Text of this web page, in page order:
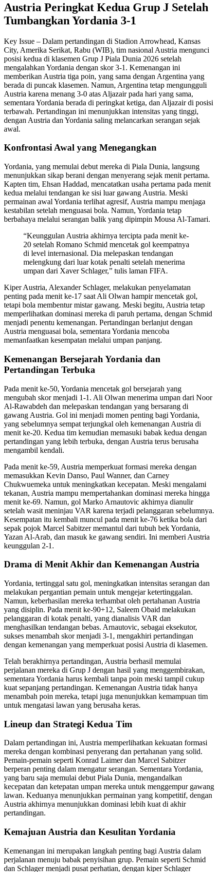
Austria Peringkat Kedua Grup J Setelah
Tumbangkan Yordania 3-1
Key Issue – Dalam pertandingan di Stadion Arrowhead, Kansas
City, Amerika Serikat, Rabu (WIB), tim nasional Austria mengunci
posisi kedua di klasemen Grup J Piala Dunia 2026 setelah
mengalahkan Yordania dengan skor 3-1. Kemenangan ini
memberikan Austria tiga poin, yang sama dengan Argentina yang
berada di puncak klasemen. Namun, Argentina tetap mengungguli
Austria karena menang 3-0 atas Aljazair pada hari yang sama,
sementara Yordania berada di peringkat ketiga, dan Aljazair di posisi
terbawah. Pertandingan ini menunjukkan intensitas yang tinggi,
dengan Austria dan Yordania saling melancarkan serangan sejak
awal.
Konfrontasi Awal yang Menegangkan
Yordania, yang memulai debut mereka di Piala Dunia, langsung
menunjukkan sikap berani dengan menyerang sejak menit pertama.
Kapten tim, Ehsan Haddad, mencatatkan usaha pertama pada menit
kedua melalui tendangan ke sisi luar gawang Austria. Meski
permainan awal Yordania terlihat agresif, Austria mampu menjaga
kestabilan setelah menguasai bola. Namun, Yordania tetap
berbahaya melalui serangan balik yang dipimpin Mousa Al-Tamari.
“Keunggulan Austria akhirnya tercipta pada menit ke-
20 setelah Romano Schmid mencetak gol keempatnya
di level internasional. Dia melepaskan tendangan
melengkung dari luar kotak penalti setelah menerima
umpan dari Xaver Schlager,” tulis laman FIFA.
Kiper Austria, Alexander Schlager, melakukan penyelamatan
penting pada menit ke-17 saat Ali Olwan hampir mencetak gol,
tetapi bola membentur mistar gawang. Meski begitu, Austria tetap
memperlihatkan dominasi mereka di paruh pertama, dengan Schmid
menjadi penentu kemenangan. Pertandingan berlanjut dengan
Austria menguasai bola, sementara Yordania mencoba
memanfaatkan kesempatan melalui umpan panjang.
Kemenangan Bersejarah Yordania dan
Pertandingan Terbuka
Pada menit ke-50, Yordania mencetak gol bersejarah yang
mengubah skor menjadi 1-1. Ali Olwan menerima umpan dari Noor
Al-Rawabdeh dan melepaskan tendangan yang bersarang di
gawang Austria. Gol ini menjadi momen penting bagi Yordania,
yang sebelumnya sempat terjungkal oleh kemenangan Austria di
menit ke-20. Kedua tim kemudian memasuki babak kedua dengan
pertandingan yang lebih terbuka, dengan Austria terus berusaha
mengambil kendali.
Pada menit ke-59, Austria memperkuat formasi mereka dengan
memasukkan Kevin Danso, Paul Wanner, dan Carney
Chukwuemeka untuk meningkatkan kecepatan. Meski mengalami
tekanan, Austria mampu mempertahankan dominasi mereka hingga
menit ke-69. Namun, gol Marko Arnautovic akhirnya dianulir
setelah wasit meninjau VAR karena terjadi pelanggaran sebelumnya.
Kesempatan itu kembali muncul pada menit ke-76 ketika bola dari
sepak pojok Marcel Sabitzer memantul dari tubuh bek Yordania,
Yazan Al-Arab, dan masuk ke gawang sendiri. Ini memberi Austria
keunggulan 2-1.
Drama di Menit Akhir dan Kemenangan Austria
Yordania, tertinggal satu gol, meningkatkan intensitas serangan dan
melakukan pergantian pemain untuk mengejar ketertinggalan.
Namun, keberhasilan mereka terhambat oleh pertahanan Austria
yang disiplin. Pada menit ke-90+12, Saleem Obaid melakukan
pelanggaran di kotak penalti, yang dianalisis VAR dan
menghasilkan tendangan bebas. Arnautovic, sebagai eksekutor,
sukses menambah skor menjadi 3-1, mengakhiri pertandingan
dengan kemenangan yang memperkuat posisi Austria di klasemen.
Telah berakhirnya pertandingan, Austria berhasil memulai
perjalanan mereka di Grup J dengan hasil yang menggembirakan,
sementara Yordania harus kembali tanpa poin meski tampil cukup
kuat sepanjang pertandingan. Kemenangan Austria tidak hanya
menambah poin mereka, tetapi juga menunjukkan kemampuan tim
untuk mengatasi lawan yang berusaha keras.
Lineup dan Strategi Kedua Tim
Dalam pertandingan ini, Austria memperlihatkan kekuatan formasi
mereka dengan kombinasi penyerang dan pertahanan yang solid.
Pemain-pemain seperti Konrad Laimer dan Marcel Sabitzer
berperan penting dalam mengatur serangan. Sementara Yordania,
yang baru saja memulai debut Piala Dunia, mengandalkan
kecepatan dan ketepatan umpan mereka untuk menggempur gawang
lawan. Keduanya menunjukkan permainan yang kompetitif, dengan
Austria akhirnya menunjukkan dominasi lebih kuat di akhir
pertandingan.
Kemajuan Austria dan Kesulitan Yordania
Kemenangan ini merupakan langkah penting bagi Austria dalam
perjalanan menuju babak penyisihan grup. Pemain seperti Schmid
dan Schlager menjadi pusat perhatian, dengan kiper Schlager